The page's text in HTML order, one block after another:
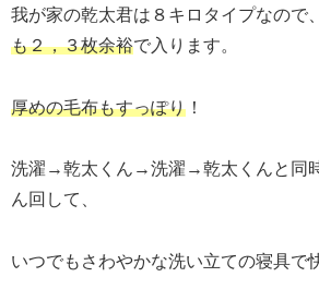
我が家の乾太君は８キロタイプなので、
も２，３枚余裕で入ります。
厚めの毛布もすっぽり ！
洗濯→乾太くん→洗濯→乾太くんと同
ん回して、
いつでもさわやかな洗い立ての寝具で